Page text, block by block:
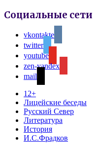
Социальные сети
vkontakte
twitter
youtube
zen-yandex
mail
12+
Лицейские беседы
Русский Север
Литература
История
И.С.Фрадков